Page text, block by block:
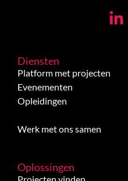
Diensten
Platform met projecten
Evenementen
Opleidingen
Werk met ons samen
Oplossingen